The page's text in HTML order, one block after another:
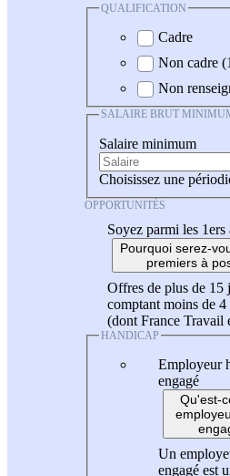
QUALIFICATION
Cadre
Non cadre
Non
SALAIRE BRUT
Salaire minimum
Choisissez une
OPPORTUNITÉS
Soyez parmi les
Pourquoi serez-
premiers à
Offres de plus de 15
comptant moins de 4
(dont France Travail
HANDICAP
Employeur
engagé
Qu'est-
Un
engagé est